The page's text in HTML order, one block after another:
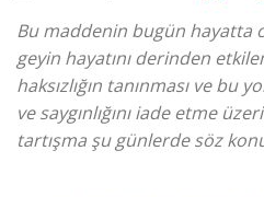
Bu maddenin bugün hayatta
geyin hayatını derinden
haksızlığın tanınması ve bu
ve saygınlığını iade etme
tartışma şu günlerde söz